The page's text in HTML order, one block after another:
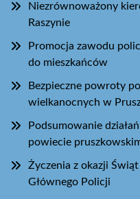
Niezrównoważony
Raszynie
Promocja zawodu
do mieszkańców
Bezpieczne powroty
wielkanocnych w
Podsumowanie
powiecie
Życzenia z okazji
Głównego Policji